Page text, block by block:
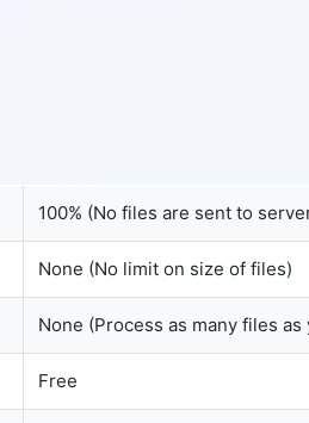
100% (No files are sent to
None (No limit on size of files)
None (Process as many files as
Free